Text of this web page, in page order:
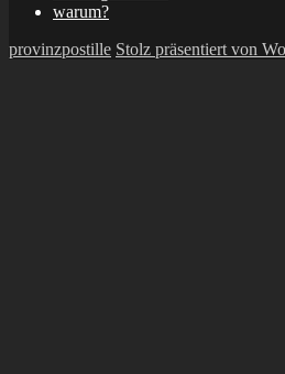
warum?
provinzpostille Stolz präsentiert von